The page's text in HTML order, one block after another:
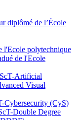
diplômé de l’École
l'Ecole polytechnique
de l'Ecole
Artificial
Visual
Cybersecurity (CyS)
Double Degree